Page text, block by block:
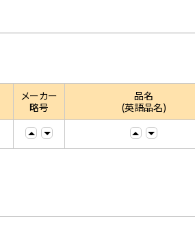
メーカー
略号
品名
(英語品名)